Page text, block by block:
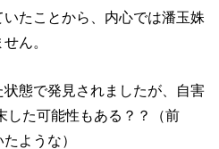
たことから、内心では潘玉姝
ん。
態で発見されましたが、自害
した可能性もある？？（前
ような）